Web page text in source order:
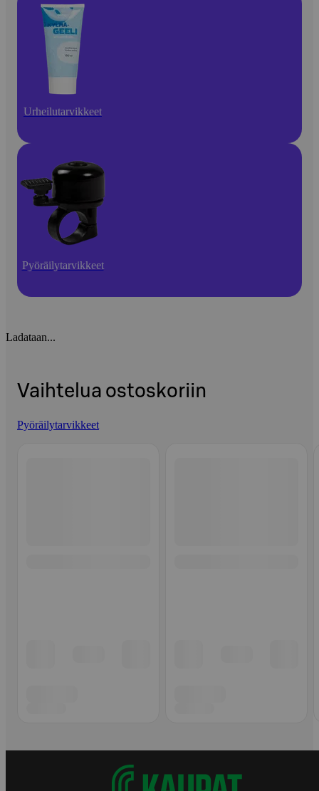
Urheilutarvikkeet
Pyöräilytarvikkeet
Ladataan...
Vaihtelua ostoskoriin
Pyöräilytarvikkeet